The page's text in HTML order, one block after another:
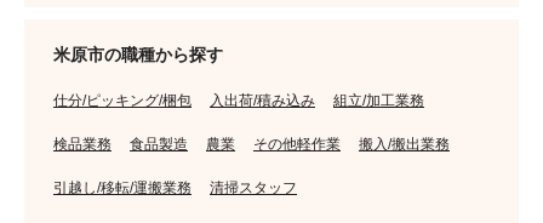
米原市の職種から探す
仕分/ピッキング/梱包 入出荷/積み込み 組立/加工業務
検品業務 食品製造 農業 その他軽作業 搬入/搬出業務
引越し/移転/運搬業務 清掃スタッフ